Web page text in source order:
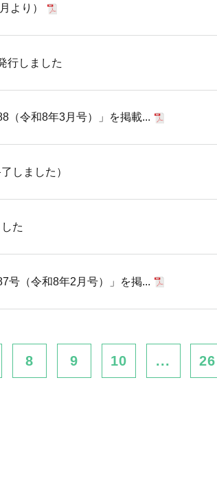
より）
行しました
（令和8年3月号）」を掲載...
しました）
た
号（令和8年2月号）」を掲...
8 9 10 ... 26